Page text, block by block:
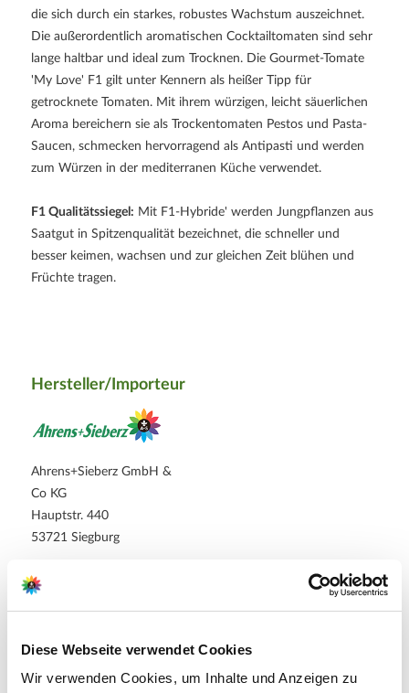
Diese Webseite verwendet Cookies
Wir verwenden Cookies, um Inhalte und Anzeigen zu
die sich durch ein starkes, robustes Wachstum auszeichnet.
Die außerordentlich aromatischen Cocktailtomaten sind sehr
lange haltbar und ideal zum Trocknen. Die Gourmet-Tomate
'My Love' F1 gilt unter Kennern als heißer Tipp für
getrocknete Tomaten. Mit ihrem würzigen, leicht säuerlichen
Aroma bereichern sie als Trockentomaten Pestos und Pasta-
Saucen, schmecken hervorragend als Antipasti und werden
zum Würzen in der mediterranen Küche verwendet.
F1 Qualitätssiegel: Mit F1-Hybride' werden Jungpflanzen aus
Saatgut in Spitzenqualität bezeichnet, die schneller und
besser keimen, wachsen und zur gleichen Zeit blühen und
Früchte tragen.
Hersteller/Importeur
Ahrens+Sieberz GmbH &
Co KG
Hauptstr. 440
53721 Siegburg
E-Mail: info@as-garten.de